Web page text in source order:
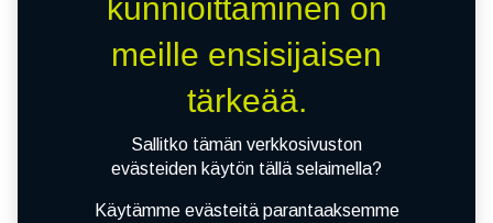
kunnioittaminen on
meille ensisijaisen
tärkeää.
Sallitko tämän verkkosivuston
evästeiden käytön tällä selaimella?
Käytämme evästeitä parantaaksemme